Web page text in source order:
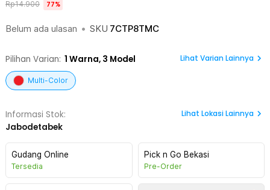
Belum ada ulasan • SKU 7CTP8TMC
Rp14.900 77%
Pilihan Varian: 1 Warna, 3 Model Lihat Varian Lainnya
Multi-Color
Informasi Stok:
Jabodetabek
Lihat Lokasi Lainnya
Gudang Online
Tersedia
Pick n Go Bekasi
Pre-Order